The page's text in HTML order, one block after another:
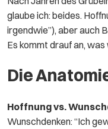
glaube ich: beides.
irgendwie”), aber auch
Es kommt drauf an,
Die
Hoffnung vs.
Wunschdenken: “Ich